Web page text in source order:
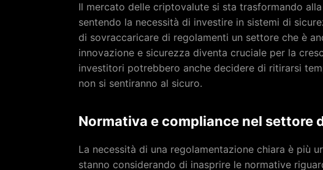
Il mercato delle criptovalute si sta trasformando
sentendo la necessità di investire in sistemi di
di sovraccaricare di regolamenti un settore che è
innovazione e sicurezza diventa cruciale per la
investitori potrebbero anche decidere di ritirarsi
non si sentiranno al sicuro.
Normativa e compliance nel settore
La necessità di una regolamentazione chiara è più
stanno considerando di inasprire le normative